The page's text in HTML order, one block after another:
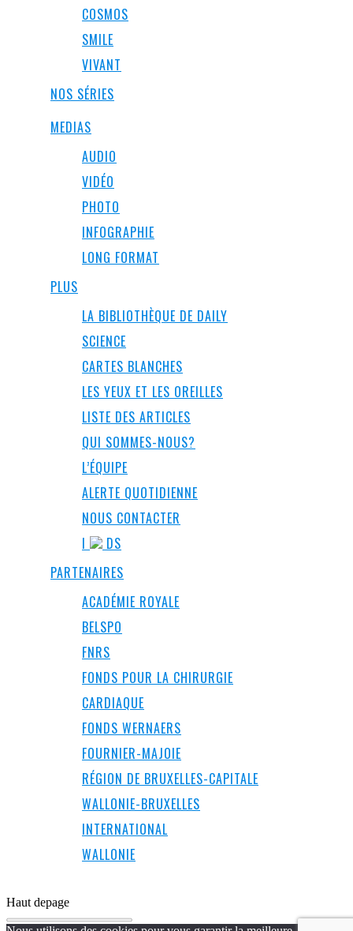
COSMOS
SMILE
VIVANT
NOS SÉRIES
MEDIAS
AUDIO
VIDÉO
PHOTO
INFOGRAPHIE
LONG FORMAT
PLUS
LA BIBLIOTHÈQUE DE DAILY
SCIENCE
CARTES BLANCHES
LES YEUX ET LES OREILLES
LISTE DES ARTICLES
QUI SOMMES-NOUS?
L’ÉQUIPE
ALERTE QUOTIDIENNE
NOUS CONTACTER
I
DS
PARTENAIRES
ACADÉMIE ROYALE
BELSPO
FNRS
FONDS POUR LA CHIRURGIE
CARDIAQUE
FONDS WERNAERS
FOURNIER-MAJOIE
RÉGION DE BRUXELLES-CAPITALE
WALLONIE-BRUXELLES
INTERNATIONAL
WALLONIE
Haut depage